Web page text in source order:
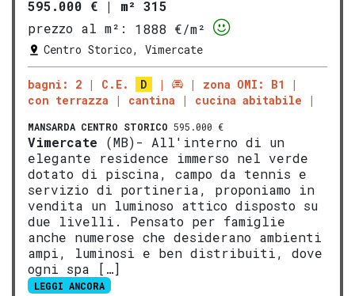
595.000 € | m² 315
prezzo al m²:
1888 €/m²
Centro Storico, Vimercate
bagni: 2 C.E. D
zona OMI: B1
con terrazza
cantina cucina abitabile
MANSARDA CENTRO STORICO 595.000 €
Vimercate (MB)- All'interno di un
elegante residence immerso nel verde
dotato di piscina, campo da tennis e
servizio di portineria, proponiamo in
vendita un luminoso attico disposto su
due livelli. Pensato per famiglie
anche numerose che desiderano ambienti
ampi, luminosi e ben distribuiti, dove
ogni spa […]
LEGGI ANCORA